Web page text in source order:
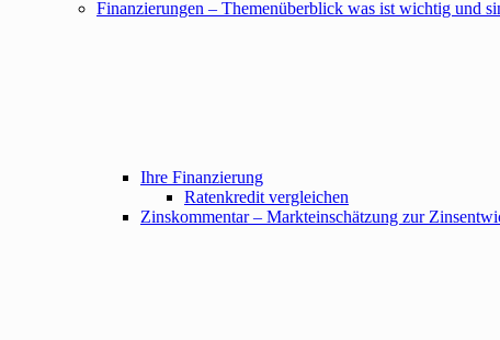
Finanzierungen – Themenüberblick was ist wichtig und
Ihre Finanzierung
Ratenkredit vergleichen
Zinskommentar – Markteinschätzung zur